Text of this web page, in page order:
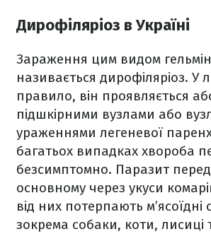
Дирофіляріоз в Україні
Зараження цим видом
називається дирофіляріоз. У
правило, він проявляється
підшкірними вузлами або
ураженнями легеневої
багатьох випадках хвороба
безсимптомно. Паразит
основному через укуси
від них потерпають м’ясоїдні
зокрема собаки, коти, лисиці